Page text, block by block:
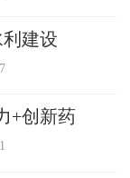
建设
+创新药